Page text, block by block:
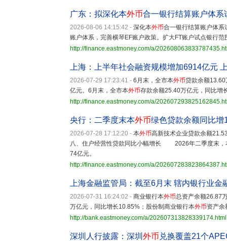
广东：拟深化本外币合一银行结算账户体系
2026-08-06 14:15:42 - 深化本外币合一银行结算账户体系
账户体系，完善横琴EF账户政策。扩大FT账户试点银行
http://finance.eastmoney.com/a/
上海：上半年社会融资规模增加6914亿元
2026-07-29 17:23:41 - 6月末，全市本外币贷款余额
亿元。6月末，全市本外币存款余额25.40万亿元，同比增
http://finance.eastmoney.com/a/
央行：二季度末本外币绿色贷款余额同比增
2026-07-28 17:12:20 - 本外币高新技术企业贷款余额
八、住户经营性贷款同比小幅增长 2026年二季度末，
74亿元。
http://finance.eastmoney.com/a/
上海金融监管局：截至6月末 辖内银行业金
2026-07-31 16:24:02 - 商业银行本外币总资产余额26.87
万亿元，同比增长10.85%；股份制商业银行本外币资产余
http://bank.eastmoney.com/a/202607313828339174.html
深圳人行披露：深圳 外币 兑换覆盖21个